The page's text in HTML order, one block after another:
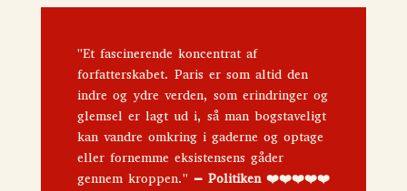
"Et fascinerende koncentrat af
forfatterskabet. Paris er som altid den
indre og ydre verden, som erindringer og
glemsel er lagt ud i, så man bogstaveligt
kan vandre omkring i gaderne og optage
eller fornemme eksistensens gåder
gennem kroppen." –Politiken ❤️❤️❤️❤️❤️